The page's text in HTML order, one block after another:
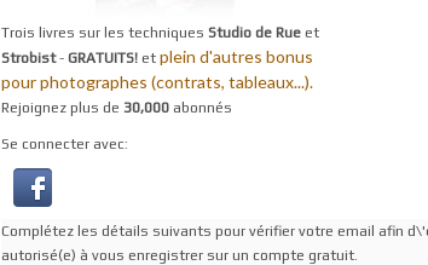
Trois livres sur les techniques Studio de Rueet
Strobist- GRATUITS! et plein d'autres bonus
pour photographes (contrats, tableaux...).
Rejoignez plus de 30,000abonnés
Se connecter avec:
Complétez les détails suivants pour vérifier votre email afin
autorisé(e) à vous enregistrer sur un compte gratuit.